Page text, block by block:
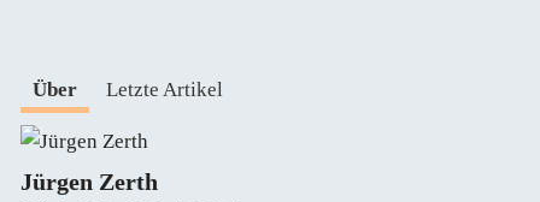
Über Letzte Artikel
Jürgen Zerth